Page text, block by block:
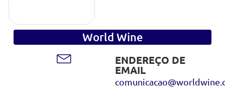
World Wine
ENDEREÇO DE
EMAIL